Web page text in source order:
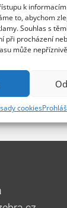
k
to, abychom
Souhlas s
při procházení
může
cookies
kybernetické
Zobrazit